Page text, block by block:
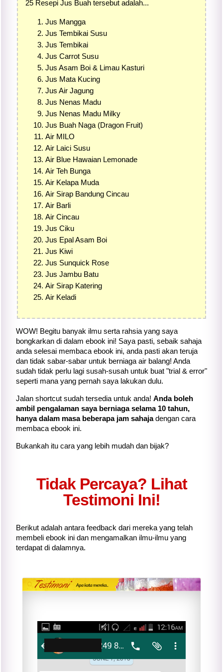
25 Resepi Jus Buah tersebut adalah...
Jus Mangga
Jus Tembikai Susu
Jus Tembikai
Jus Carrot Susu
Jus Asam Boi & Limau Kasturi
Jus Mata Kucing
Jus Air Jagung
Jus Nenas Madu
Jus Nenas Madu Milky
Jus Buah Naga (Dragon Fruit)
Air MILO
Air Laici Susu
Air Blue Hawaian Lemonade
Air Teh Bunga
Air Kelapa Muda
Air Sirap Bandung Cincau
Air Barli
Air Cincau
Jus Ciku
Jus Epal Asam Boi
Jus Kiwi
Jus Sunquick Rose
Jus Jambu Batu
Air Sirap Katering
Air Keladi
WOW! Begitu banyak ilmu serta rahsia yang saya
bongkarkan di dalam ebook ini! Saya pasti, sebaik sahaja
anda selesai membaca ebook ini, anda pasti akan teruja
dan tidak sabar-sabar untuk berniaga air balang! Anda
sudah tidak perlu lagi susah-susah untuk buat "trial & error"
seperti mana yang pernah saya lakukan dulu.
Jalan shortcut sudah tersedia untuk anda! Anda boleh
ambil pengalaman saya berniaga selama 10 tahun,
hanya dalam masa beberapa jam sahajadengan cara
membaca ebook ini.
Bukankah itu cara yang lebih mudah dan bijak?
Tidak Percaya? Lihat
Testimoni Ini!
Berikut adalah antara feedback dari mereka yang telah
membeli ebook ini dan mengamalkan ilmu-ilmu yang
terdapat di dalamnya.